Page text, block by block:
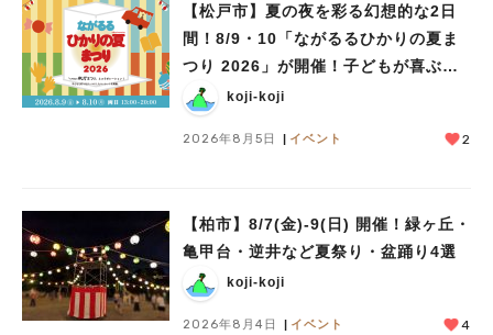
【松戸市】夏の夜を彩る幻想的な2日
間！8/9・10「ながるるひかりの夏ま
つり 2026」が開催！子どもが喜ぶワ
ークショップや限定ヒーローショーも
koji-koji
2026年8月5日 イベント 2
【柏市】8/7(金)‐9(日) 開催！緑ヶ丘・
亀甲台・逆井など夏祭り・盆踊り4選
koji-koji
2026年8月4日 イベント 4
人気のキーワード
#ラーメン#ショッピング #カフェ #スイーツ
#イベント#公園 #教えたい／教えて投稿記事